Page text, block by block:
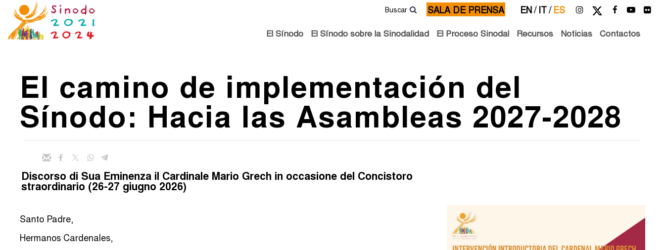
EN/ IT/ ES
SALA DE PRENSA
Buscar
El Sínodo El Sínodo sobre la Sinodalidad El Proceso Sinodal Recursos Noticias Contactos
El camino de implementación del
Sínodo: Hacia las Asambleas 2027-2028
Discorso di Sua Eminenza il Cardinale Mario Grech in occasione del Concistoro
straordinario (26-27 giugno 2026)
Santo Padre,
Hermanos Cardenales,